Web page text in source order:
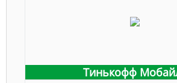
Тинькофф